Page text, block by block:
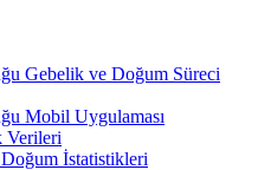
Gebelik ve Doğum Süreci
Mobil Uygulaması
Verileri
Doğum İstatistikleri